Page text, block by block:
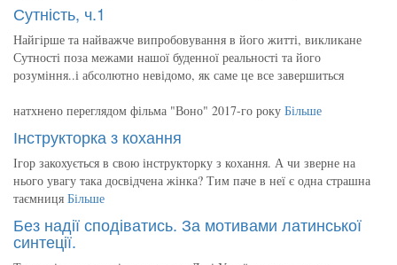
Сутність, ч.1
Найгірше та найважче випробовування в його житті, викликане
Сутності поза межами нашої буденної реальності та його
розуміння..і абсолютно невідомо, як саме це все завершиться
натхнено переглядом фільма "Воно" 2017-го року Більше
Інструкторка з кохання
Ігор закохується в свою інструкторку з кохання. А чи зверне на
нього увагу така досвідчена жінка? Тим паче в неї є одна страшна
таємниця Більше
Без надії сподіватись. За мотивами латинської
синтеції.